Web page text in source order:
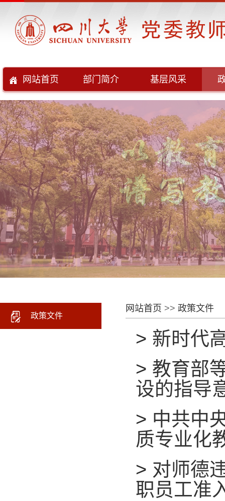
网站首页 部门简介 基层风采
政策文件
网站首页 >> 政策文件
> 新时代
> 教育部
设的指导
> 中共中
质专业化
> 对师德
职员工准